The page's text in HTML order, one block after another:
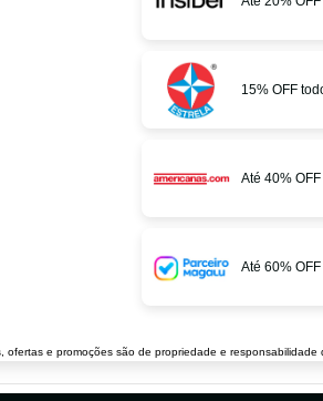
15% OFF
Até 40%
Até 60%
ofertas e promoções são de propriedade e